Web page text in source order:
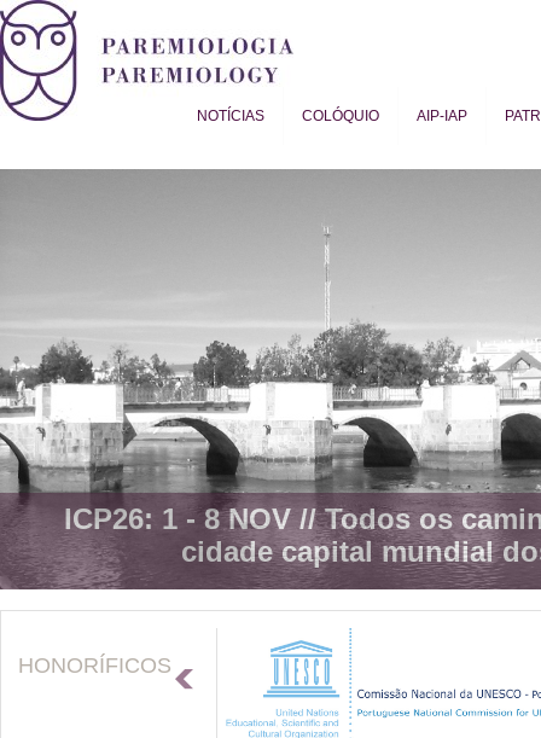
NOTÍCIAS COLÓQUIO AIP-IAP
ICP26: 1 - 8 NOV //Todos os
cidade capital mundial
HONORÍFICOS